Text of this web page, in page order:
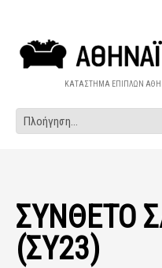
ΚΑΤΑΣΤΗΜΑ ΕΠΙΠΛΩΝ
ΣΎΝΘΕΤΟ
(ΣΥ23)